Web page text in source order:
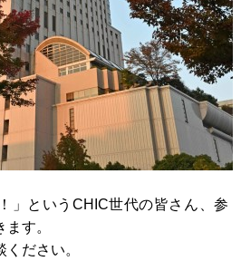
」というCHIC世代の皆さん、参
す。
ださい。